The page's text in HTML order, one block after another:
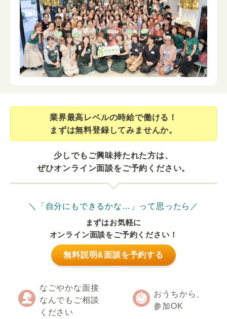
業界最⾼レベルの時給で働ける！
まずは無料登録してみませんか。
少しでもご興味持たれた方は、
ぜひオンライン面談をご予約ください。
＼「自分にもできるかな…」って思ったら／
まずはお気軽に
オンライン面談をご予約ください！
無料説明&面談を予約する
なごやかな面接
なんでもご相談
ください
おうちから、
参加OK